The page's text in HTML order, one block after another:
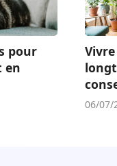
pour
en
06/07/